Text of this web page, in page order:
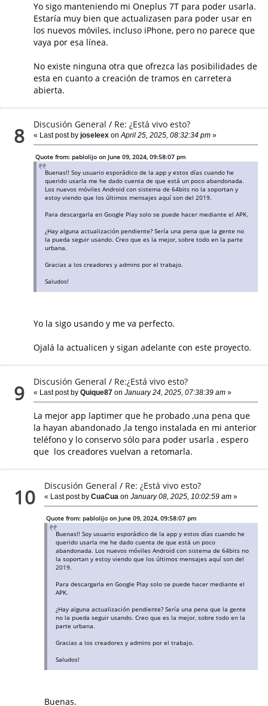
Yo sigo manteniendo mi Oneplus 7T para poder usarla.
Estaría muy bien que actualizasen para poder usar en
los nuevos móviles, incluso iPhone, pero no parece que
vaya por esa línea.
No existe ninguna otra que ofrezca las posibilidades de
esta en cuanto a creación de tramos en carretera
abierta.
8 Discusión General / Re: ¿Está vivo esto?
« Last post byjoseleex on April 25, 2025, 08:32:34 pm »
Quote from: pablolijo on June 09, 2024, 09:58:07 pm
Buenas!! Soy usuario esporádico de la app y estos días cuando he
querido usarla me he dado cuenta de que está un poco abandonada.
Los nuevos móviles Android con sistema de 64bits no la soportan y
estoy viendo que los últimos mensajes aquí son del 2019.
Para descargarla en Google Play solo se puede hacer mediante el APK.
¿Hay alguna actualización pendiente? Sería una pena que la gente no
la pueda seguir usando. Creo que es la mejor, sobre todo en la parte
urbana.
Gracias a los creadores y admins por el trabajo.
Saludos!
Yo la sigo usando y me va perfecto.
Ojalá la actualicen y sigan adelante con este proyecto.
9 Discusión General / Re:¿Está vivo esto?
« Last post byQuique87 on January 24, 2025, 07:38:39 am »
La mejor app laptimer que he probado ,una pena que
la hayan abandonado ,la tengo instalada en mi anterior
teléfono y lo conservo sólo para poder usarla , espero
que los creadores vuelvan a retomarla.
10 Discusión General / Re: ¿Está vivo esto?
« Last post byCuaCua on January 08, 2025, 10:02:59 am »
Quote from: pablolijo on June 09, 2024, 09:58:07 pm
Buenas!! Soy usuario esporádico de la app y estos días cuando he
querido usarla me he dado cuenta de que está un poco
abandonada. Los nuevos móviles Android con sistema de 64bits no
la soportan y estoy viendo que los últimos mensajes aquí son del
2019.
Para descargarla en Google Play solo se puede hacer mediante el
APK.
¿Hay alguna actualización pendiente? Sería una pena que la gente
no la pueda seguir usando. Creo que es la mejor, sobre todo en la
parte urbana.
Gracias a los creadores y admins por el trabajo.
Saludos!
Buenas.